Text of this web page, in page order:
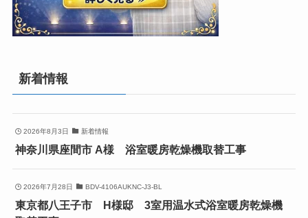
新着情報
2026年8月3日 新着情報
神奈川県座間市 A様 浴室暖房乾燥機取替工事
2026年7月28日 BDV-4106AUKNC-J3-BL
東京都八王子市 H様邸 3室用温水式浴室暖房乾燥機